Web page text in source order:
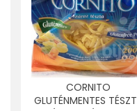
CORNITO
GLUTÉNMENTES